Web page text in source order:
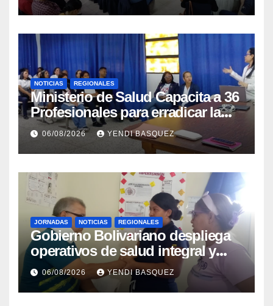
NOTICIAS REGIONALES
Ministerio de Salud Capacita a 36
Profesionales para erradicar la
Tuberculosis en Yaracuy
06/08/2026 YENDI BASQUEZ
JORNADAS NOTICIAS REGIONALES
Gobierno Bolivariano despliega
operativos de salud integral y
protección social en los
municipios Sucre y Mario
Briceño Iragorry del estado
06/08/2026 YENDI BASQUEZ